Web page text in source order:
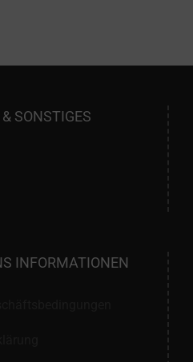
SONSTIGES
INFORMATIONEN